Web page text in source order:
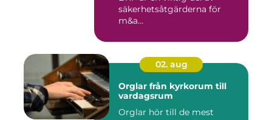
säkerhetsåtgärderna för
m&a...
02. aug
Orglar från kyrkorum till
vardagsrum
Orglar hör till de mest